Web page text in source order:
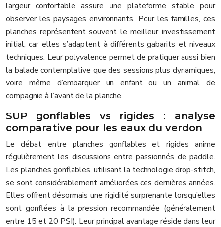
largeur confortable assure une plateforme stable pour
observer les paysages environnants. Pour les familles, ces
planches représentent souvent le meilleur investissement
initial, car elles s’adaptent à différents gabarits et niveaux
techniques. Leur polyvalence permet de pratiquer aussi bien
la balade contemplative que des sessions plus dynamiques,
voire même d’embarquer un enfant ou un animal de
compagnie à l’avant de la planche.
SUP gonflables vs rigides : analyse
comparative pour les eaux du verdon
Le débat entre planches gonflables et rigides anime
régulièrement les discussions entre passionnés de paddle.
Les planches gonflables, utilisant la technologie drop-stitch,
se sont considérablement améliorées ces dernières années.
Elles offrent désormais une rigidité surprenante lorsqu’elles
sont gonflées à la pression recommandée (généralement
entre 15 et 20 PSI). Leur principal avantage réside dans leur